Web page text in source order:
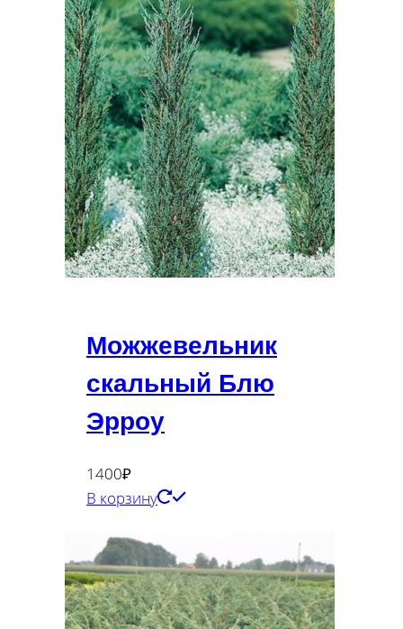
Можжевельник
скальный Блю
Эрроу
1400₽
В корзину